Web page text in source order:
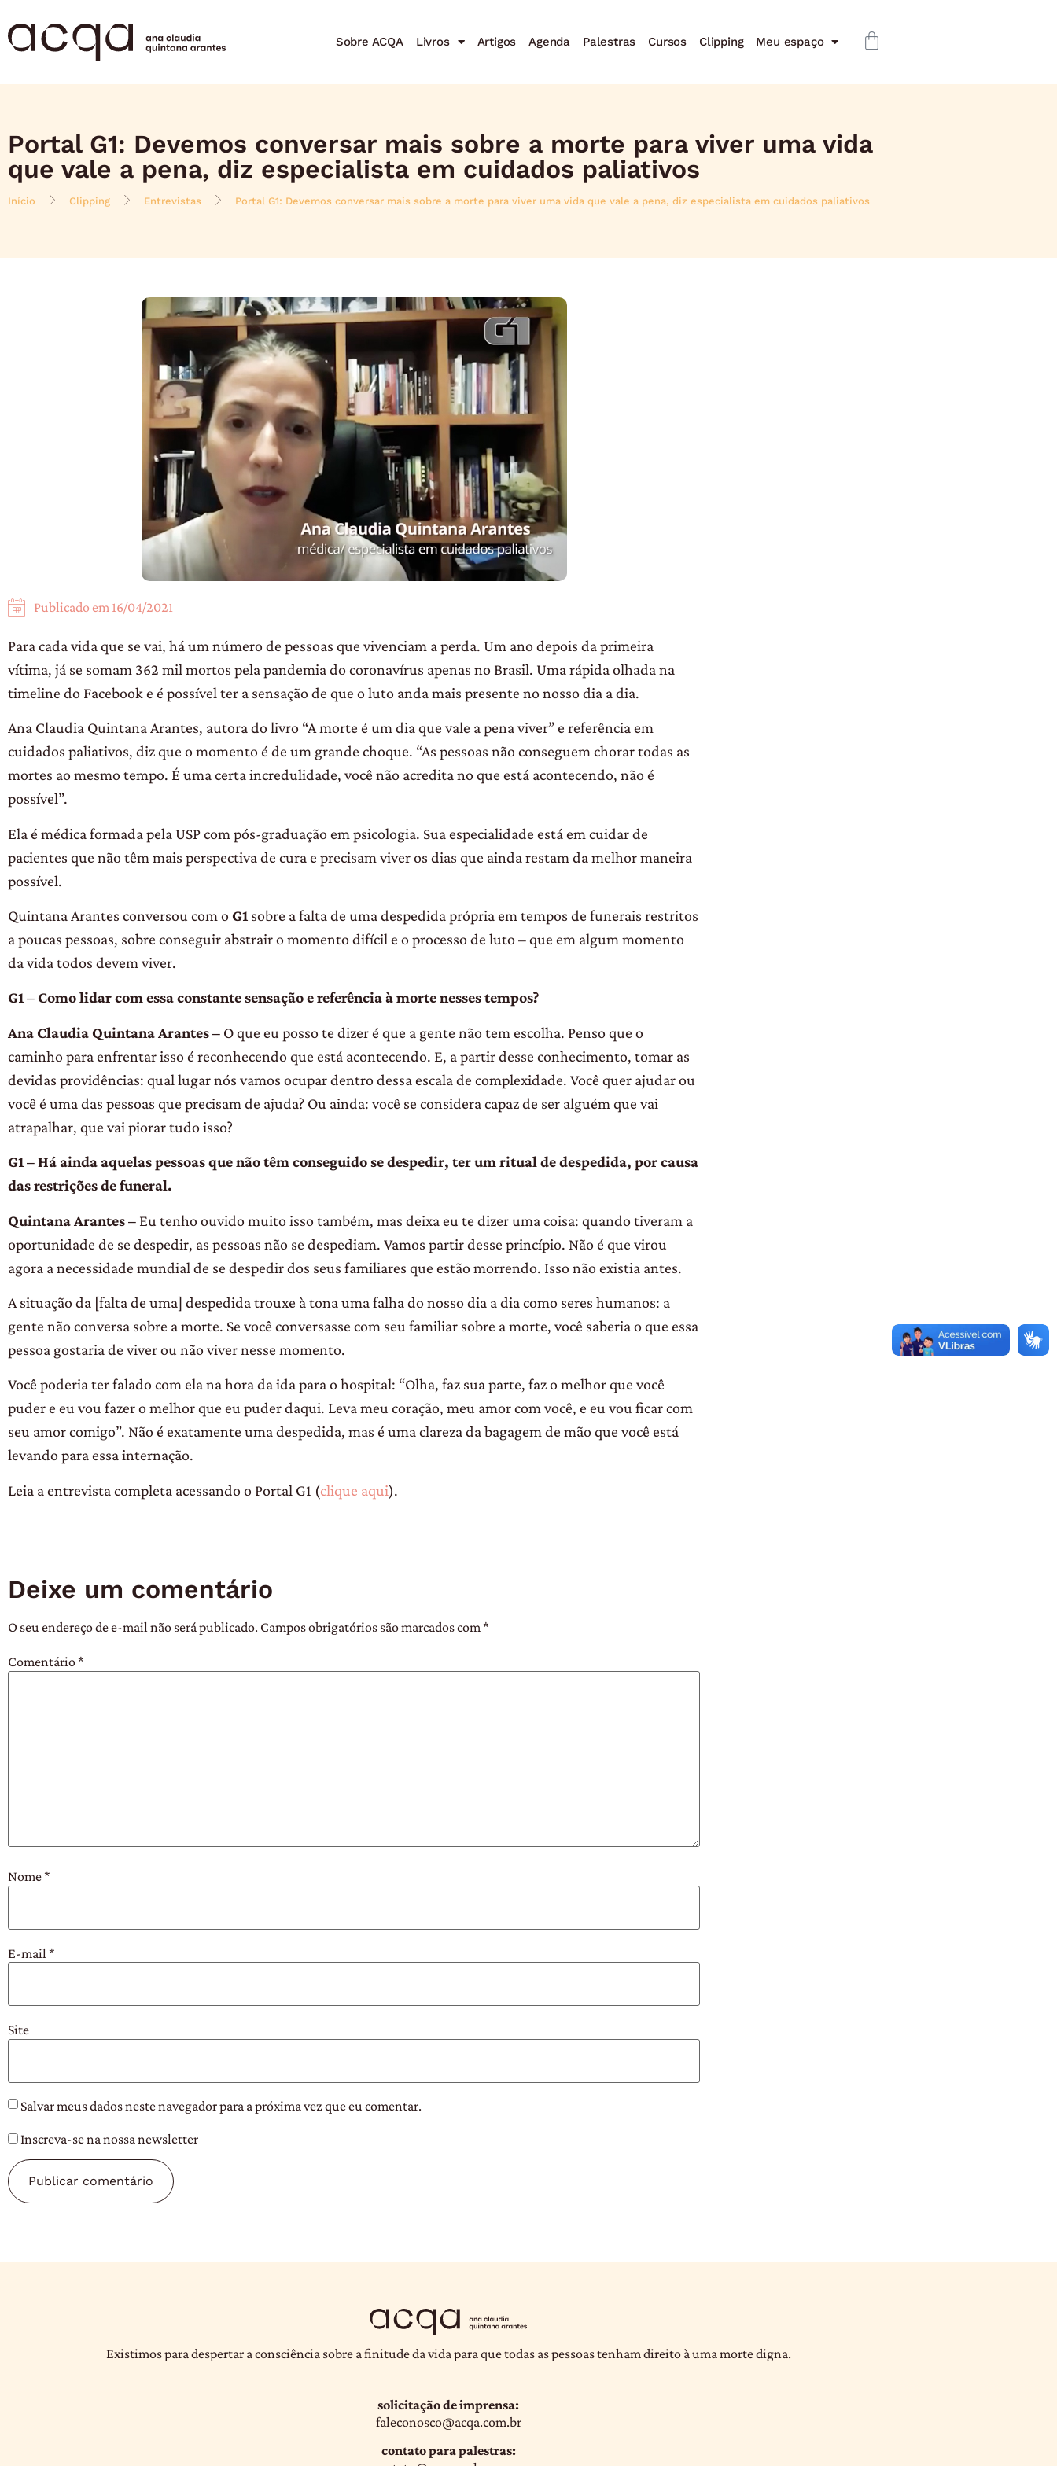
Sobre ACQA Livros Artigos Agenda Palestras Cursos Clipping Meu espaço
Portal G1: Devemos conversar mais sobre a morte para viver uma vida
que vale a pena, diz especialista em cuidados paliativos
Início Clipping Entrevistas Portal G1: Devemos conversar mais sobre a morte para viver uma vida que vale a pena, diz especialista em cuidados paliativos
Publicado em 16/04/2021
Para cada vida que se vai, há um número de pessoas que vivenciam a perda. Um ano depois da primeira
vítima, já se somam 362 mil mortos pela pandemia do coronavírus apenas no Brasil. Uma rápida olhada na
timeline do Facebook e é possível ter a sensação de que o luto anda mais presente no nosso dia a dia.
Ana Claudia Quintana Arantes, autora do livro “A morte é um dia que vale a pena viver” e referência em
cuidados paliativos, diz que o momento é de um grande choque. “As pessoas não conseguem chorar todas as
mortes ao mesmo tempo. É uma certa incredulidade, você não acredita no que está acontecendo, não é
possível”.
Ela é médica formada pela USP com pós-graduação em psicologia. Sua especialidade está em cuidar de
pacientes que não têm mais perspectiva de cura e precisam viver os dias que ainda restam da melhor maneira
possível.
Quintana Arantes conversou com o G1 sobre a falta de uma despedida própria em tempos de funerais restritos
a poucas pessoas, sobre conseguir abstrair o momento difícil e o processo de luto – que em algum momento
da vida todos devem viver.
G1 – Como lidar com essa constante sensação e referência à morte nesses tempos?
Ana Claudia Quintana Arantes – O que eu posso te dizer é que a gente não tem escolha. Penso que o
caminho para enfrentar isso é reconhecendo que está acontecendo. E, a partir desse conhecimento, tomar as
devidas providências: qual lugar nós vamos ocupar dentro dessa escala de complexidade. Você quer ajudar ou
você é uma das pessoas que precisam de ajuda? Ou ainda: você se considera capaz de ser alguém que vai
atrapalhar, que vai piorar tudo isso?
G1 – Há ainda aquelas pessoas que não têm conseguido se despedir, ter um ritual de despedida, por causa
das restrições de funeral.
Quintana Arantes – Eu tenho ouvido muito isso também, mas deixa eu te dizer uma coisa: quando tiveram a
oportunidade de se despedir, as pessoas não se despediam. Vamos partir desse princípio. Não é que virou
agora a necessidade mundial de se despedir dos seus familiares que estão morrendo. Isso não existia antes.
A situação da [falta de uma] despedida trouxe à tona uma falha do nosso dia a dia como seres humanos: a
gente não conversa sobre a morte. Se você conversasse com seu familiar sobre a morte, você saberia o que essa
pessoa gostaria de viver ou não viver nesse momento.
Você poderia ter falado com ela na hora da ida para o hospital: “Olha, faz sua parte, faz o melhor que você
puder e eu vou fazer o melhor que eu puder daqui. Leva meu coração, meu amor com você, e eu vou ficar com
seu amor comigo”. Não é exatamente uma despedida, mas é uma clareza da bagagem de mão que você está
levando para essa internação.
Leia a entrevista completa acessando o Portal G1 (clique aqui).
Deixe um comentário
O seu endereço de e-mail não será publicado. Campos obrigatórios são marcados com*
Comentário*
Nome*
E-mail *
Site
Salvar meus dados neste navegador para a próxima vez que eu comentar.
Inscreva-se na nossa newsletter
Existimos para despertar a consciência sobre a finitude da vida para que todas as pessoas tenham direito à uma morte digna.
solicitação de imprensa:
faleconosco@acqa.com.br
contato para palestras: